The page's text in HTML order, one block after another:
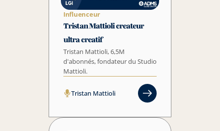
Influenceur
Tristan Mattioli createur
ultra creatif
Tristan Mattioli, 6,5M
d'abonnés, fondateur du Studio
Mattioli.
Tristan Mattioli